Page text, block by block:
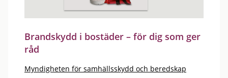
Brandskydd i bostäder – för dig som ger
råd
Myndigheten för samhällsskydd och beredskap